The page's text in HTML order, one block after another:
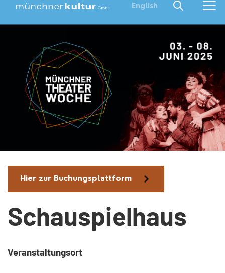
English
Hier zur Buchungsplattform
Schauspielhaus
Veranstaltungsort